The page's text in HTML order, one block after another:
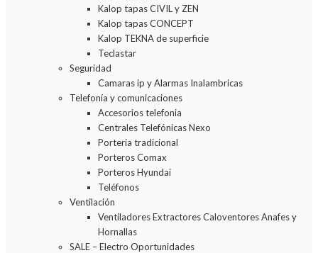
Kalop tapas CIVIL y ZEN
Kalop tapas CONCEPT
Kalop TEKNA de superficie
Teclastar
Seguridad
Camaras ip y Alarmas Inalambricas
Telefonía y comunicaciones
Accesorios telefonia
Centrales Telefónicas Nexo
Porteria tradicional
Porteros Comax
Porteros Hyundai
Teléfonos
Ventilación
Ventiladores Extractores Caloventores Anafes y
Hornallas
SALE – Electro Oportunidades